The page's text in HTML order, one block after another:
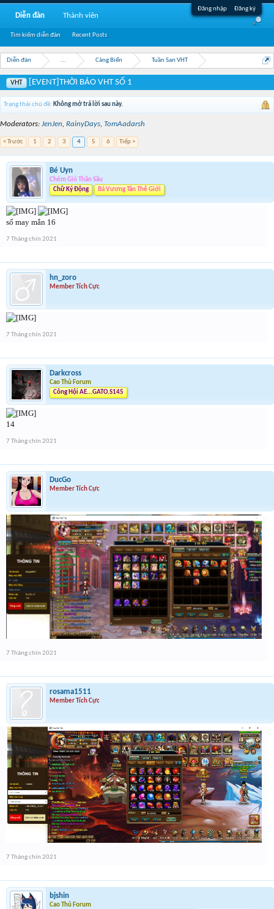
Đăng nhập Đăng ký
Diễn đàn ... Cảng Biển Tuần San VHT
VHT [EVENT]THỜI BÁO VHT SỐ 1
Trạng thái chủ đề: Không mở trả lời sau này.
Moderators: JenJen, RainyDays, TomAadarsh
< Trước 1 2 3 4 5 6 Tiếp >
Bé Uyn
Chém Gió Thần Sầu
Chữ Ký Động
Bá Vương Tân Thế Giới
số may mắn 16
7 Tháng chín 2021
hn_zoro
Member Tích Cực
7 Tháng chín 2021
Darkcross
Cao Thủ Forum
Công Hội AE...GATO.S145
14
7 Tháng chín 2021
DucGo
Member Tích Cực
7 Tháng chín 2021
rosama1511
Member Tích Cực
7 Tháng chín 2021
bjshin
Cao Thủ Forum
Diễn đàn
Tìm kiếm diễn đàn Recent Posts
Thành viên